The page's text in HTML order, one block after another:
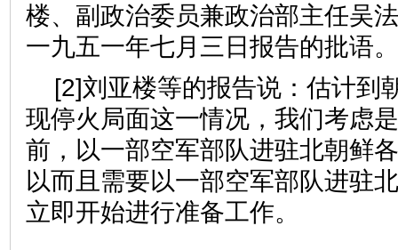
楼、副政治委员兼政治部主任吴
一九五一年七月三日报告的批语。
[2]刘亚楼等的报告说：估计到
现停火局面这一情况，我们考虑
前，以一部空军部队进驻北朝鲜
以而且需要以一部空军部队进驻
立即开始进行准备工作。